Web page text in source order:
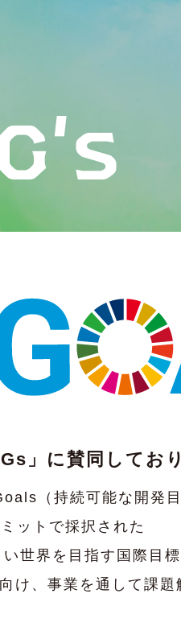
」に賛同してお
（持続可能な開発
ットで採択された
世界を目指す国際目
け、事業を通して課